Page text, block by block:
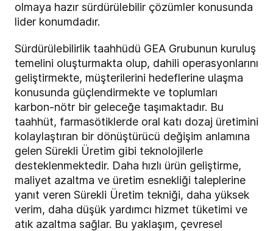
olmaya hazır sürdürülebilir çözümler konusunda
lider konumdadır.
Sürdürülebilirlik taahhüdü GEA Grubunun kuruluş
temelini oluşturmakta olup, dahili operasyonlarını
geliştirmekte, müşterilerini hedeflerine ulaşma
konusunda güçlendirmekte ve toplumları
karbon-nötr bir geleceğe taşımaktadır. Bu
taahhüt, farmasötiklerde oral katı dozaj üretimini
kolaylaştıran bir dönüştürücü değişim anlamına
gelen Sürekli Üretim gibi teknolojilerle
desteklenmektedir. Daha hızlı ürün geliştirme,
maliyet azaltma ve üretim esnekliği taleplerine
yanıt veren Sürekli Üretim tekniği, daha yüksek
verim, daha düşük yardımcı hizmet tüketimi ve
atık azaltma sağlar. Bu yaklaşım, çevresel